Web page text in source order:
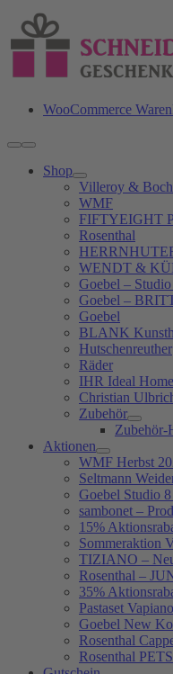
Inhalt
springen
WooCommerce
Toggle
Navigation
Shop
Villeroy & Boch
WMF
FIFTYEIGHT
Rosenthal
WENDT &
Goebel –
Goebel –
Goebel
BLANK
Hutschenreuther
Räder
IHR Ideal
Christian
Zubehör
Zubehör-
Aktionen
WMF Herbst
Seltmann
Goebel Studio
sambonet –
15%
Sommeraktion
TIZIANO –
Rosenthal –
35%
Pastaset
Goebel New
Rosenthal
Rosenthal